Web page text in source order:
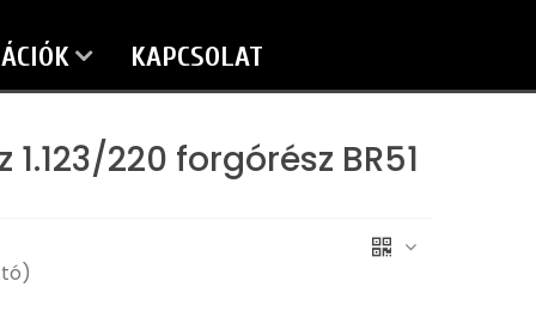
KAPCSOLAT
220 forgórész BR51